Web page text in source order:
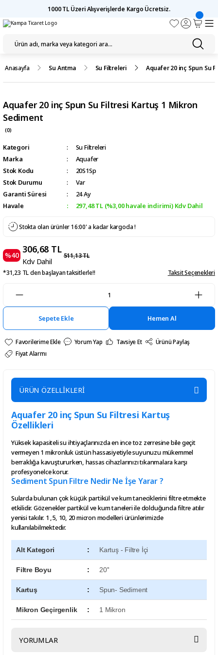
1000 TL Üzeri Alışverişlerde Kargo Ücretsiz.
Anasayfa Su Arıtma Su Filtreleri Aquafer 20 inç Spun Su
Aquafer 20 inç Spun Su Filtresi Kartuş 1 Mikron
Sediment
(0)
Kategori
Su Filtreleri
Marka
Aquafer
Stok Kodu
20S1Sp
Stok Durumu
Var
Garanti Süresi
24 Ay
Havale
297,48 TL (%3,00 havale indirimi) Kdv Dahil
Stokta olan ürünler 16:00' a kadar kargoda !
%40
306,68 TL
Kdv Dahil
511,13 TL
*31,23 TL den başlayan taksitlerle!! Taksit Seçenekleri
Sepete Ekle Hemen Al
Yorum Yap Tavsiye Et
Ürünü Paylaş
Fiyat Alarmı
ÜRÜN ÖZELLİKLERİ
Aquafer 20 inç Spun Su Filtresi Kartuş
Özellikleri
Yüksek kapasiteli su ihtiyaçlarınızda en ince toz zerresine bile geçit
vermeyen 1 mikronluk üstün hassasiyetiyle suyunuzu mükemmel
berraklığa kavuştururken, hassas cihazlarınızı tıkanmalara karşı
profesyonelce korur.
Sediment Spun Filtre Nedir Ne İşe Yarar ?
Sularda bulunan çok küçük partikül ve kum taneciklerini filtre etmekte
etkilidir. Gözenekler partikül ve kum taneleri ile dolduğunda filtre atılır
yenisi takılır. 1 ,5, 10, 20 micron modelleri ürünlerimizde
kullanılabilmektedir.
Alt Kategori : Kartuş - Filtre İçi
Filtre Boyu : 20''
Kartuş : Spun- Sediment
Mikron Geçirgenlik : 1 Mikron
YORUMLAR